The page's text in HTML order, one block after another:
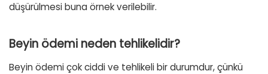
düşürülmesi buna örnek verilebilir.
Beyin ödemi neden tehlikelidir?
Beyin ödemi çok ciddi ve tehlikeli bir durumdur, çünkü